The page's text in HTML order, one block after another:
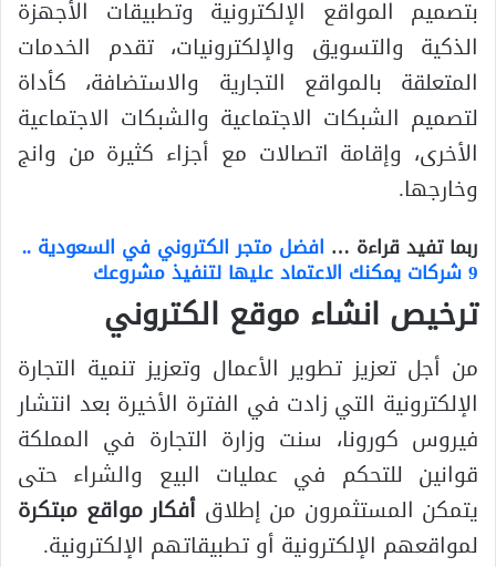
بتصميم المواقع الإلكترونية وتطبيقات الأجهزة
الذكية والتسويق والإلكترونيات، تقدم الخدمات
المتعلقة بالمواقع التجارية والاستضافة، كأداة
لتصميم الشبكات الاجتماعية والشبكات الاجتماعية
الأخرى، وإقامة اتصالات مع أجزاء كثيرة من وانج
وخارجها.
ربما تفيد قراءة … افضل متجر الكتروني في السعودية ..
9 شركات يمكنك الاعتماد عليها لتنفيذ مشروعك
ترخيص انشاء موقع الكتروني
من أجل تعزيز تطوير الأعمال وتعزيز تنمية التجارة
الإلكترونية التي زادت في الفترة الأخيرة بعد انتشار
فيروس كورونا، سنت وزارة التجارة في المملكة
قوانين للتحكم في عمليات البيع والشراء حتى
يتمكن المستثمرون من إطلاق أفكار مواقع مبتكرة
لمواقعهم الإلكترونية أو تطبيقاتهم الإلكترونية.